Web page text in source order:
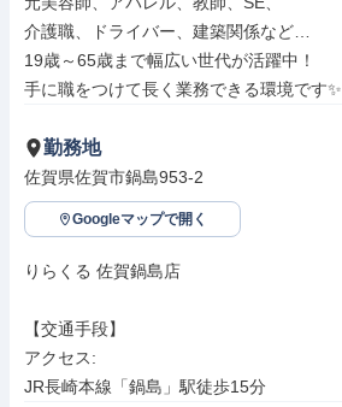
介護職、ドライバー、建築関係など…
19歳～65歳まで幅広い世代が活躍中！
手に職をつけて長く業務できる環境です✨
勤務地
佐賀県佐賀市鍋島953-2
Googleマップで開く
りらくる 佐賀鍋島店
【交通手段】
アクセス:
JR長崎本線「鍋島」駅徒歩15分